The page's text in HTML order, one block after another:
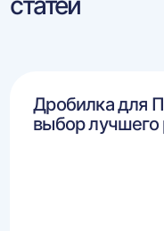
Дробилка для
выбор лучшего